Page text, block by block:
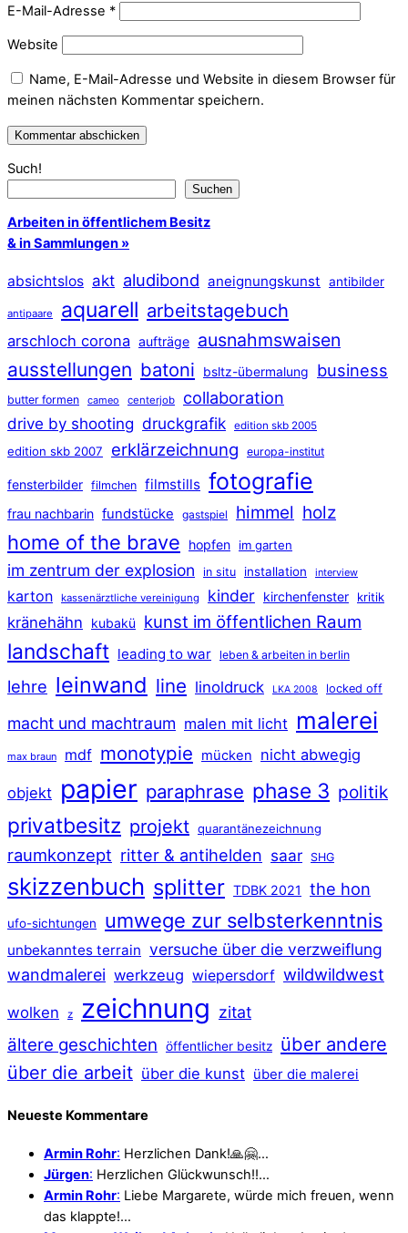
E-Mail-Adresse *
Website
Name, E-Mail-Adresse und Website in diesem Browser für
meinen nächsten Kommentar speichern.
Such!
Suchen
Arbeiten in öffentlichem Besitz
& in Sammlungen »
absichtslos akt aludibond aneignungskunst antibilder
antipaare aquarell arbeitstagebuch
arschloch corona aufträge ausnahmswaisen
ausstellungen batoni bsltz-übermalung business
butter formen cameo centerjob collaboration
drive by shooting druckgrafik edition skb 2005
edition skb 2007 erklärzeichnung europa-institut
fensterbilder filmchen filmstills fotografie
frau nachbarin fundstücke gastspiel himmel holz
home of the brave hopfen im garten
im zentrum der explosion in situ installation interview
karton kassenärztliche vereinigung kinder kirchenfenster kritik
kränehähn kubakü kunst im öffentlichen Raum
landschaft leading to war leben & arbeiten in berlin
lehre leinwand line linoldruck LKA 2008 locked off
macht und machtraum malen mit licht malerei
max braun mdf monotypie mücken nicht abwegig
objekt papier paraphrase phase 3 politik
privatbesitz projekt quarantänezeichnung
raumkonzept ritter & antihelden saar SHG
skizzenbuch splitter TDBK 2021 the hon
ufo-sichtungen umwege zur selbsterkenntnis
unbekanntes terrain versuche über die verzweiflung
wandmalerei werkzeug wiepersdorf wildwildwest
wolken z zeichnung zitat
ältere geschichten öffentlicher besitz über andere
über die arbeit über die kunst über die malerei
Neueste Kommentare
Armin Rohr: Herzlichen Dank!🙏🤗…
Jürgen: Herzlichen Glückwunsch!!…
Armin Rohr: Liebe Margarete, würde mich freuen, wenn
das klappte!…